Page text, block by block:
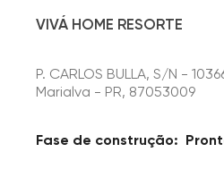
VIVÁ HOME RESORTE
P. CARLOS BULLA, S/N -
Marialva - PR, 87053009
Fase de construção: